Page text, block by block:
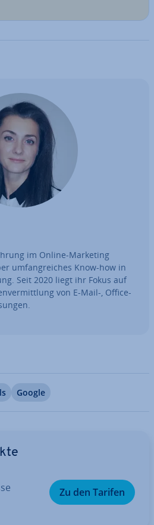
im Online-Marketing
um­fang­rei­ches Know-how in
Seit 2020 liegt ihr Fokus auf
von E-Mail-, Office-
Google
Zu den Tarifen